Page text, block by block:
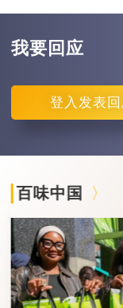
我要回应
登入 发表回
百味中国